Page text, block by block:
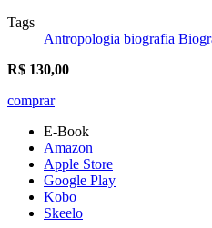
Tags
Antropologia biografia
R$ 130,00
comprar
E-Book
Amazon
Apple Store
Google Play
Kobo
Skeelo